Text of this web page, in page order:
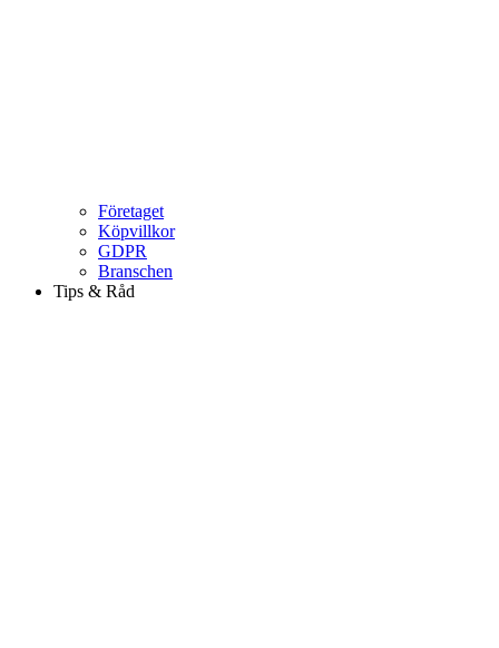
Företaget
Köpvillkor
GDPR
Branschen
Tips & Råd